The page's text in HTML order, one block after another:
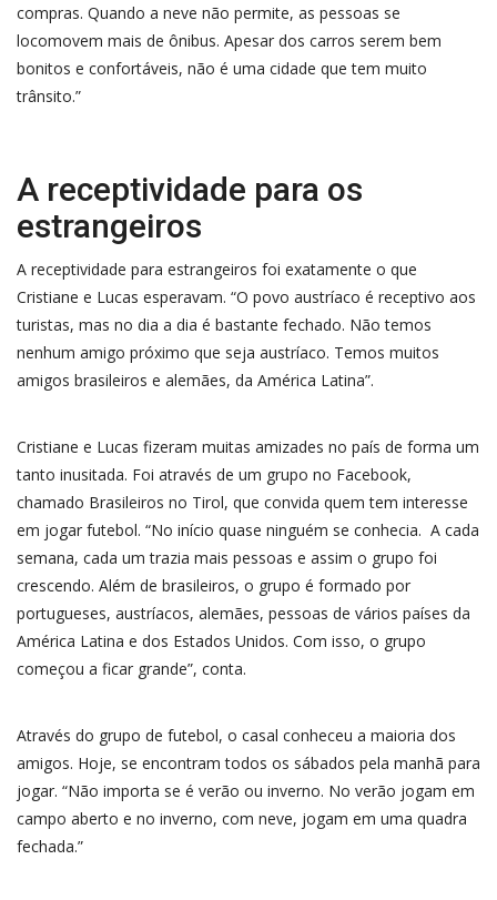
compras. Quando a neve não permite, as pessoas se
locomovem mais de ônibus. Apesar dos carros serem bem
bonitos e confortáveis, não é uma cidade que tem muito
trânsito.”
A receptividade para os
estrangeiros
A receptividade para estrangeiros foi exatamente o que
Cristiane e Lucas esperavam. “O povo austríaco é receptivo aos
turistas, mas no dia a dia é bastante fechado. Não temos
nenhum amigo próximo que seja austríaco. Temos muitos
amigos brasileiros e alemães, da América Latina”.
Cristiane e Lucas fizeram muitas amizades no país de forma um
tanto inusitada. Foi através de um grupo no Facebook,
chamado Brasileiros no Tirol, que convida quem tem interesse
em jogar futebol. “No início quase ninguém se conhecia. A cada
semana, cada um trazia mais pessoas e assim o grupo foi
crescendo. Além de brasileiros, o grupo é formado por
portugueses, austríacos, alemães, pessoas de vários países da
América Latina e dos Estados Unidos. Com isso, o grupo
começou a ficar grande”, conta.
Através do grupo de futebol, o casal conheceu a maioria dos
amigos. Hoje, se encontram todos os sábados pela manhã para
jogar. “Não importa se é verão ou inverno. No verão jogam em
campo aberto e no inverno, com neve, jogam em uma quadra
fechada.”